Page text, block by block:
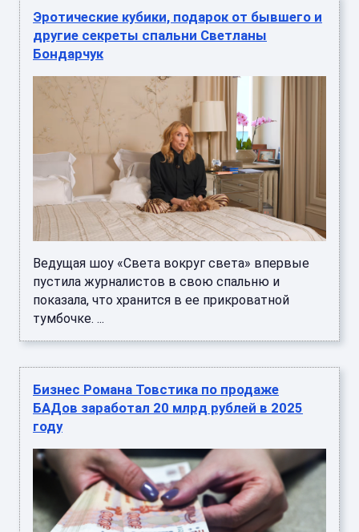
Эротические кубики, подарок от бывшего и
другие секреты спальни Светланы
Бондарчук
Ведущая шоу «Света вокруг света» впервые
пустила журналистов в свою спальню и
показала, что хранится в ее прикроватной
тумбочке. ...
Бизнес Романа Товстика по продаже
БАДов заработал 20 млрд рублей в 2025
году